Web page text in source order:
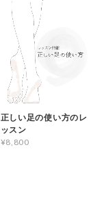
正しい足の使い方のレ
ッスン
¥8,800